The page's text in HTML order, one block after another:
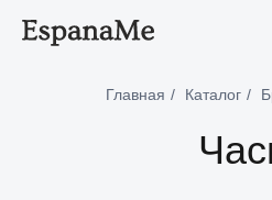
Новейшая коллекция Ciclon
Главная / Каталог /